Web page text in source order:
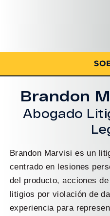
Brandon
Abogado
Brandon Marvisi es un
centrado en lesiones
del producto, acciones
litigios por violación de
experiencia para